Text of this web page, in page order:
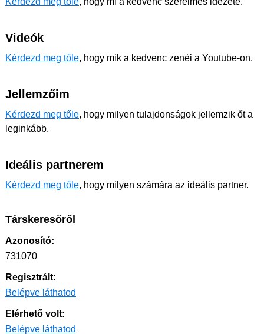
Videók
Kérdezd meg tőle, hogy mik a kedvenc zenéi a Youtube-on.
Jellemzőim
Kérdezd meg tőle, hogy milyen tulajdonságok jellemzik őt a
leginkább.
Ideális partnerem
Kérdezd meg tőle, hogy milyen számára az ideális partner.
Társkeresőről
Azonosító:
731070
Regisztrált:
Belépve láthatod
Elérhető volt:
Belépve láthatod